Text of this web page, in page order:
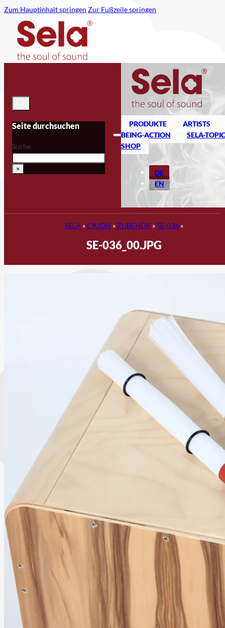
Zum Hauptinhalt springen Zur Fußzeile springen
Seite durchsuchen
Suche
×
PRODUKTE
ARTISTS
BEING-ACTION
SELA-
SHOP
DE
EN
SELA »CAJON » ZUBEHÖR »SE-036»
SE-036_00.JPG